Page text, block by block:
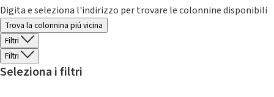
Digita e seleziona l'indirizzo per trovare le colonnine disponibili
Trova la colonnina piú vicina
Filtri
Filtri
Seleziona i filtri